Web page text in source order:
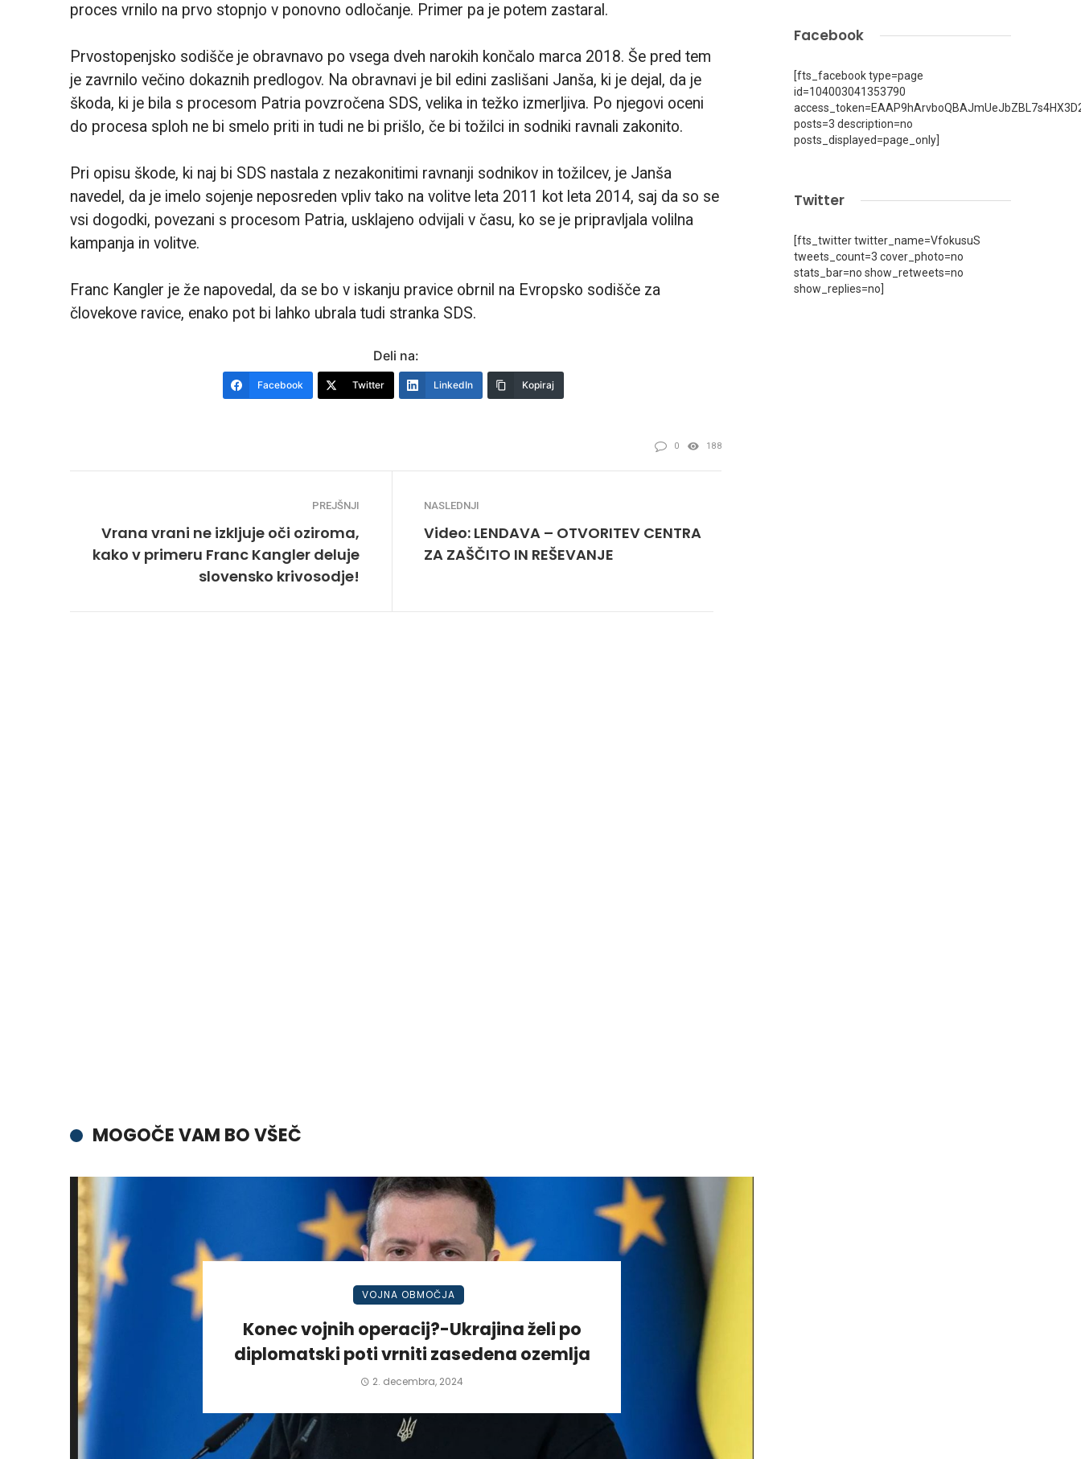
proces vrnilo na prvo stopnjo v ponovno odločanje. Primer pa je potem zastaral.
Prvostopenjsko sodišče je obravnavo po vsega dveh narokih končalo marca 2018. Še pred tem
je zavrnilo večino dokaznih predlogov. Na obravnavi je bil edini zaslišani Janša, ki je dejal, da je
škoda, ki je bila s procesom Patria povzročena SDS, velika in težko izmerljiva. Po njegovi oceni
do procesa sploh ne bi smelo priti in tudi ne bi prišlo, če bi tožilci in sodniki ravnali zakonito.
Pri opisu škode, ki naj bi SDS nastala z nezakonitimi ravnanji sodnikov in tožilcev, je Janša
navedel, da je imelo sojenje neposreden vpliv tako na volitve leta 2011 kot leta 2014, saj da so se
vsi dogodki, povezani s procesom Patria, usklajeno odvijali v času, ko se je pripravljala volilna
kampanja in volitve.
Franc Kangler je že napovedal, da se bo v iskanju pravice obrnil na Evropsko sodišče za
človekove ravice, enako pot bi lahko ubrala tudi stranka SDS.
Deli na:
Facebook Twitter LinkedIn Kopiraj
0 188
PREJŠNJI
Vrana vrani ne izkljuje oči oziroma,
kako v primeru Franc Kangler deluje
slovensko krivosodje!
NASLEDNJI
Video: LENDAVA – OTVORITEV CENTRA
ZA ZAŠČITO IN REŠEVANJE
MOGOČE VAM BO VŠEČ
VOJNA OBMOČJA
Konec vojnih operacij?-Ukrajina želi po
diplomatski poti vrniti zasedena ozemlja
2. decembra, 2024
Facebook
[fts_facebook type=page
id=104003041353790
posts=3 description=no
posts_displayed=page_only]
Twitter
[fts_twitter twitter_name=VfokusuS
tweets_count=3 cover_photo=no
stats_bar=no show_retweets=no
show_replies=no]